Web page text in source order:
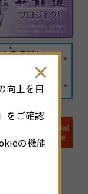
向上を目
」をご確認
の機能